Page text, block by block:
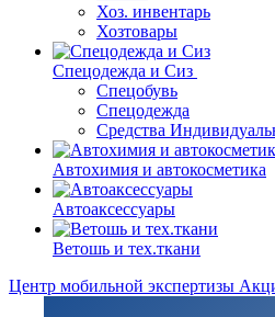
Хоз. инвентарь
Хозтовары
Спецодежда и Сиз
Спецобувь
Спецодежда
Средства
Автохимия и автокосметика
Автоаксессуары
Ветошь и тех.ткани
Центр мобильной экспертизы